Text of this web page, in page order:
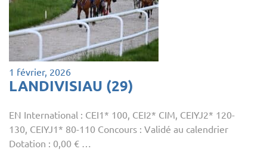
1 février, 2026
LANDIVISIAU (29)
EN International : CEI1* 100, CEI2* CIM, CEIYJ2* 120-
130, CEIYJ1* 80-110 Concours : Validé au calendrier
Dotation : 0,00 € …